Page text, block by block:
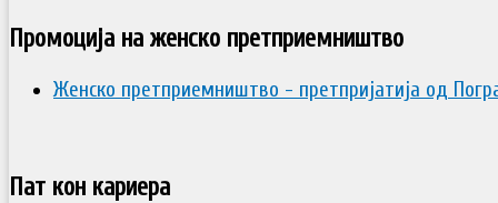
Промоција на женско претприемништво
Женско претприемништво - претпријатија од
Пат кон кариера